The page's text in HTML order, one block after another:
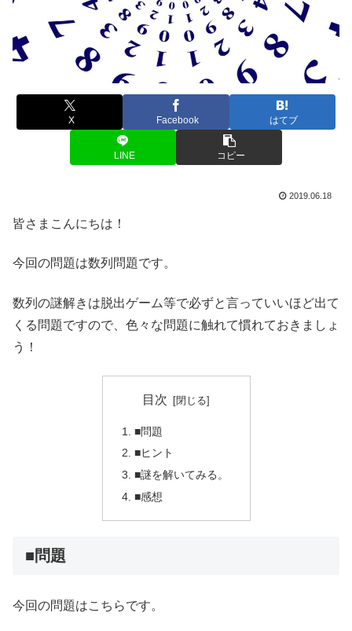
X Facebook はてブ
LINE コピー
2019.06.18
皆さまこんにちは！
今回の問題は数列問題です。
数列の謎解きは脱出ゲーム等で必ずと言っていいほど出て
くる問題ですので、色々な問題に触れて慣れておきましょ
う！
目次
■問題
■ヒント
■謎を解いてみる。
■感想
■問題
今回の問題はこちらです。